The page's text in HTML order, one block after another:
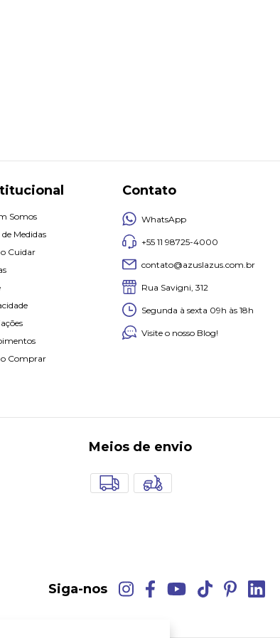
Somos
Medidas
Cuidar
Comprar
Contato
WhatsApp
+55 11 98725-4000
contato@azuslazus.com.br
Rua Savigni, 312
Segunda à sexta 09h às 18h
Visite o nosso Blog!
Meios de envio
Siga-nos